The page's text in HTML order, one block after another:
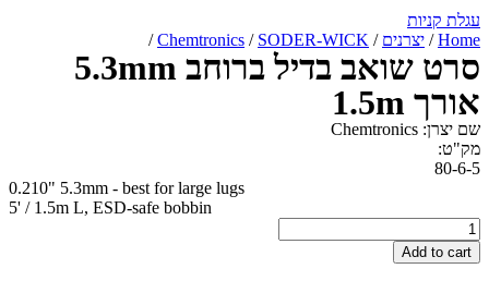
/
Chemtronics/SODER-WICK
/
סרט שואב בדיל ברוחב 5.3mm
0.210" 5.3mm - best for large lugs
5' / 1.5m L, ESD-safe bobbin